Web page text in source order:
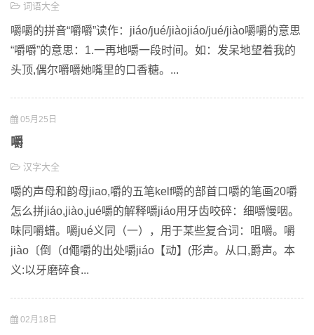
词语大全
嚼嚼的拼音“嚼嚼”读作：jiáo/jué/jiàojiáo/jué/jiào嚼嚼的意思
“嚼嚼”的意思：1.一再地嚼一段时间。如：发呆地望着我的
头顶,偶尔嚼嚼她嘴里的口香糖。...
05月25日
嚼
汉字大全
嚼的声母和韵母jiao,嚼的五笔kelf嚼的部首口嚼的笔画20嚼
怎么拼jiáo,jiào,jué嚼的解释嚼jiáo用牙齿咬碎：细嚼慢咽。
味同嚼蜡。嚼jué义同（一），用于某些复合词：咀嚼。嚼
jiào〔倒（d僶嚼的出处嚼jiáo【动】(形声。从口,爵声。本
义:以牙磨碎食...
02月18日